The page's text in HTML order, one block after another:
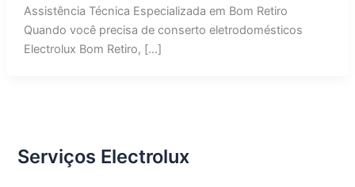
Assistência Técnica Especializada em Bom Retiro
Quando você precisa de conserto eletrodomésticos
Electrolux Bom Retiro, […]
Serviços Electrolux